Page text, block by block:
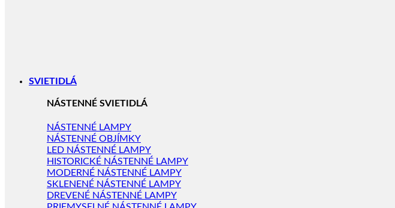
SVIETIDLÁ
NÁSTENNÉ SVIETIDLÁ
NÁSTENNÉ LAMPY
NÁSTENNÉ OBJÍMKY
LED NÁSTENNÉ LAMPY
HISTORICKÉ NÁSTENNÉ LAMPY
MODERNÉ NÁSTENNÉ LAMPY
SKLENENÉ NÁSTENNÉ LAMPY
DREVENÉ NÁSTENNÉ LAMPY